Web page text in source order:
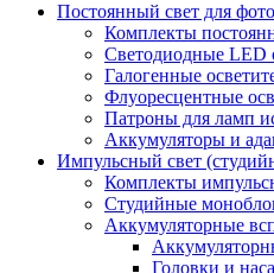
Постоянный свет для
Комплекты
Светодиодные LED
Галогенные
Флуоресцентные
Патроны для ламп
Аккумуляторы и
Импульсный свет
Комплекты
Студийные
Аккумуляторные
Головки и